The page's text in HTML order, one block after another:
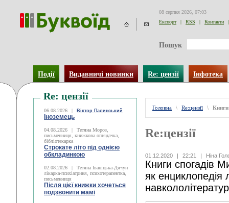
08 серпня 2026, 07:03
Експорт
| RSS | Контакти |
Пошук
Події Видавничі новинки Re: цензії Інфотека
Re: цензії
06.08.2026 | Віктор Палинський
Іноземець
04.08.2026 |
Тетяна Мороз,
письменниця, книжкова оглядачка,
бібліотекарка
Строкате літо під однією
обкладинкою
02.08.2026 |
Тетяна Іваніцька-Дячун
лікарка-психіатриня, психотерапевтка,
письменниця
Після цієї книжки хочеться
подзвонити мамі
Головна \ Re:цензії \ Книги
Re:цензії
01.12.2020 | 22:21 | Ніна
Книги спогадів
як енциклопедія